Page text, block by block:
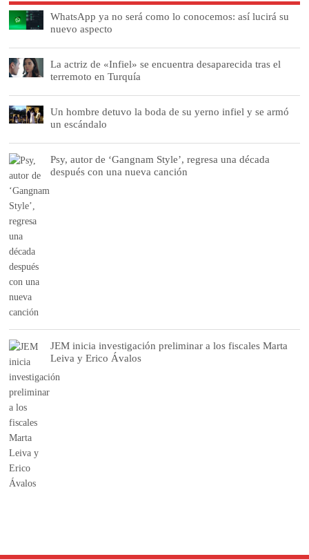
WhatsApp ya no será como lo conocemos: así lucirá su
nuevo aspecto
La actriz de «Infiel» se encuentra desaparecida tras el
terremoto en Turquía
Un hombre detuvo la boda de su yerno infiel y se armó
un escándalo
Psy, autor de ‘Gangnam Style’, regresa una década
después con una nueva canción
JEM inicia investigación preliminar a los fiscales Marta
Leiva y Erico Ávalos